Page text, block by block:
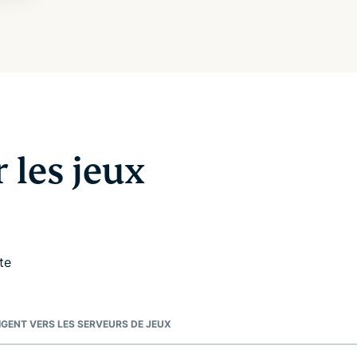
les jeux
VERS LES SERVEURS DE JEUX